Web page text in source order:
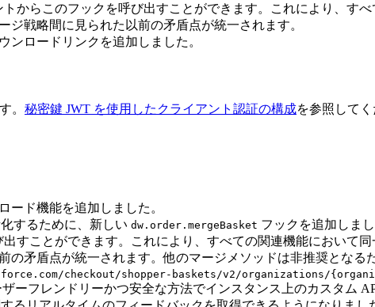
トからこのフックを呼び出すことができます。これにより、す
ジ戦略間に見られた以前の矛盾点が統一されます。
ンロードリンクを追加しました。
。 秘密鍵 JWT を使用したクライアント認証の構成を参照してく
ード機能を追加しました。
するために、新しい dw.order.mergeBasket フックを追加しま
すことができます。これにより、すべての関連機能において
の矛盾点が統一されます。他のマージメソッドは非推奨となる
checkout/shopper-baskets/v2/organizations/
ーフレンドリーかつ安全な方法でインスタンス上のカスタム